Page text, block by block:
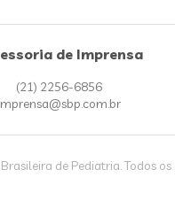
de Imprensa
(21) 2256-6856
de Pediatria. Todos os